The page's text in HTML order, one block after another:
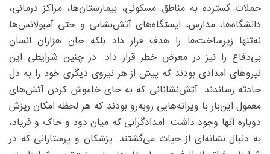
حملات گسترده به مناطق مسکونی، بیمارستان‌ها، مراکز درمانی،
دانشگاه‌ها، مدارس، ایستگاه‌های آتش‌نشانی و حتی آمبولانس‌ها
نه‌‌تنها زیرساخت‌ها را هدف قرار داد بلکه جان هزاران انسان
بی‌دفاع را نیز در معرض خطر قرار داد. در چنین شرایطی این
نیروهای امدادی بودند که پیش از هر نیروی دیگری خود را به دل
حادثه رساندند. آتش‌نشانانی که به‌ جای خاموش کردن آتش‌های
معمول این‌بار با ویرانه‌هایی روبه‌رو بودند که هر لحظه امکان ریزش
دوباره آنها وجود داشت. امدادگرانی که میان دود و خاک و فریاد،
به دنبال نشانه‌ای از حیات می‌گشتند. پزشکان و پرستارانی که در